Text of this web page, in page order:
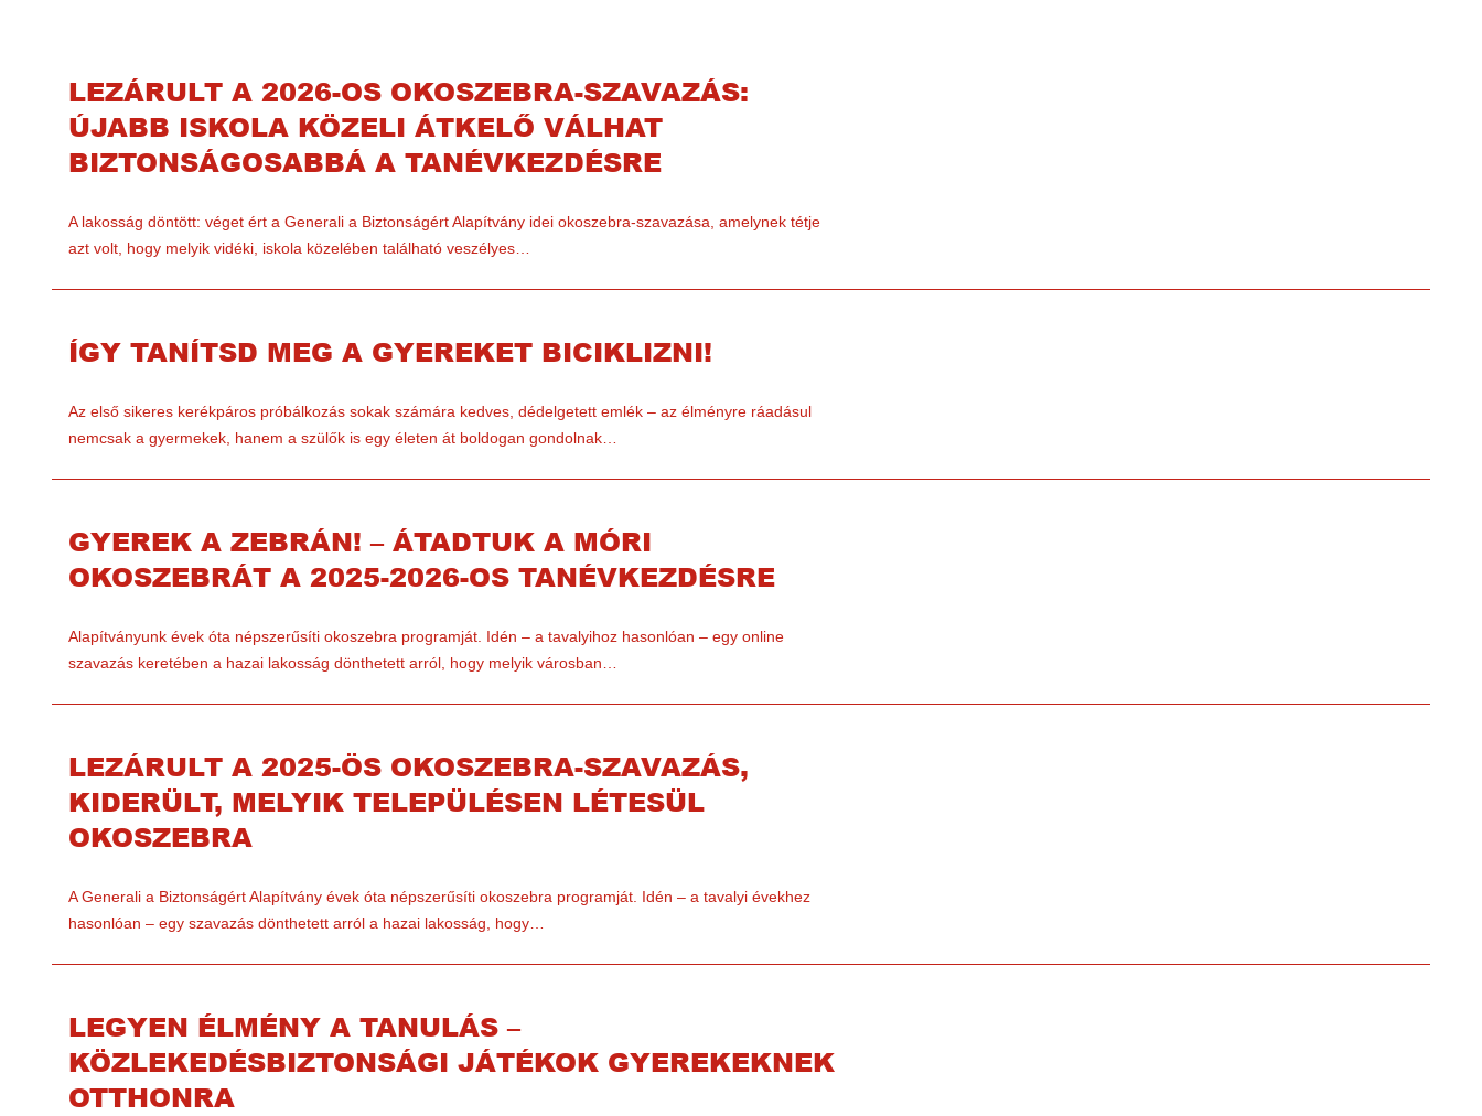
LEZÁRULT A 2026-OS OKOSZEBRA-SZAVAZÁS:
ÚJABB ISKOLA KÖZELI ÁTKELŐ VÁLHAT
BIZTONSÁGOSABBÁ A TANÉVKEZDÉSRE
A lakosság döntött: véget ért a Generali a Biztonságért Alapítvány idei okoszebra-szavazása, amelynek tétje
azt volt, hogy melyik vidéki, iskola közelében található veszélyes…
ÍGY TANÍTSD MEG A GYEREKET BICIKLIZNI!
Az első sikeres kerékpáros próbálkozás sokak számára kedves, dédelgetett emlék – az élményre ráadásul
nemcsak a gyermekek, hanem a szülők is egy életen át boldogan gondolnak…
GYEREK A ZEBRÁN! – ÁTADTUK A MÓRI
OKOSZEBRÁT A 2025-2026-OS TANÉVKEZDÉSRE
Alapítványunk évek óta népszerűsíti okoszebra programját. Idén – a tavalyihoz hasonlóan – egy online
szavazás keretében a hazai lakosság dönthetett arról, hogy melyik városban…
LEZÁRULT A 2025-ÖS OKOSZEBRA-SZAVAZÁS,
KIDERÜLT, MELYIK TELEPÜLÉSEN LÉTESÜL
OKOSZEBRA
A Generali a Biztonságért Alapítvány évek óta népszerűsíti okoszebra programját. Idén – a tavalyi évekhez
hasonlóan – egy szavazás dönthetett arról a hazai lakosság, hogy…
LEGYEN ÉLMÉNY A TANULÁS –
KÖZLEKEDÉSBIZTONSÁGI JÁTÉKOK GYEREKEKNEK
OTTHONRA